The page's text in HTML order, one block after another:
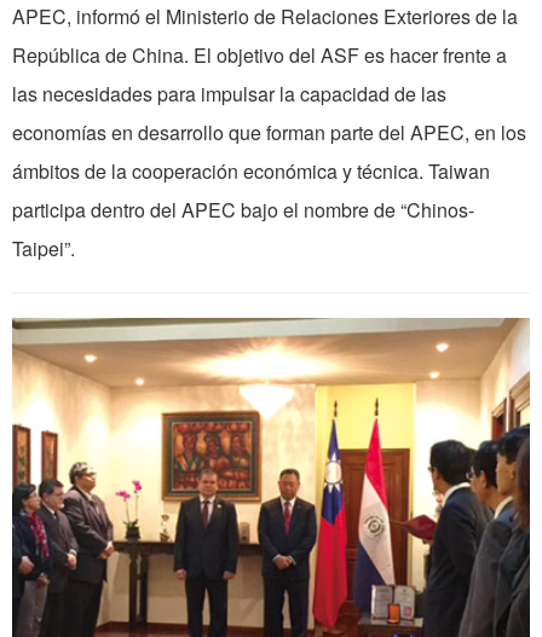
APEC, informó el Ministerio de Relaciones Exteriores de la
República de China. El objetivo del ASF es hacer frente a
las necesidades para impulsar la capacidad de las
economías en desarrollo que forman parte del APEC, en los
ámbitos de la cooperación económica y técnica. Taiwan
participa dentro del APEC bajo el nombre de “Chinos-
Taipei”.